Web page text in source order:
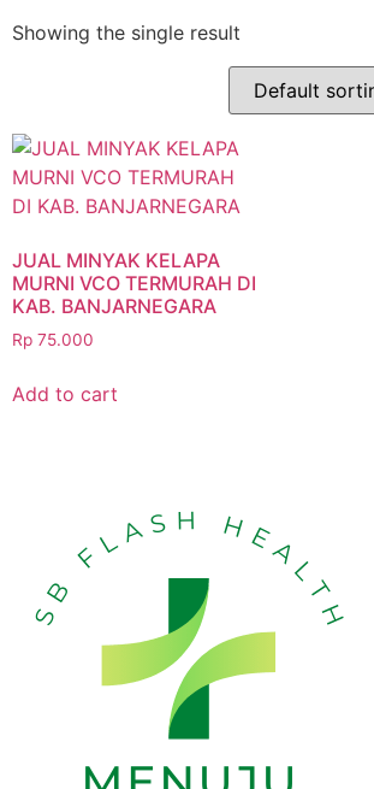
Showing the single result
JUAL MINYAK KELAPA
MURNI VCO TERMURAH DI
KAB. BANJARNEGARA
Rp 75.000
Add to cart